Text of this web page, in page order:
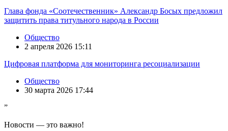
Глава фонда «Соотечественник» Александр Босых предложил
защитить права титульного народа в России
Общество
2 апреля 2026 15:11
Цифровая платформа для мониторинга ресоциализации
Общество
30 марта 2026 17:44
”
Новости — это важно!